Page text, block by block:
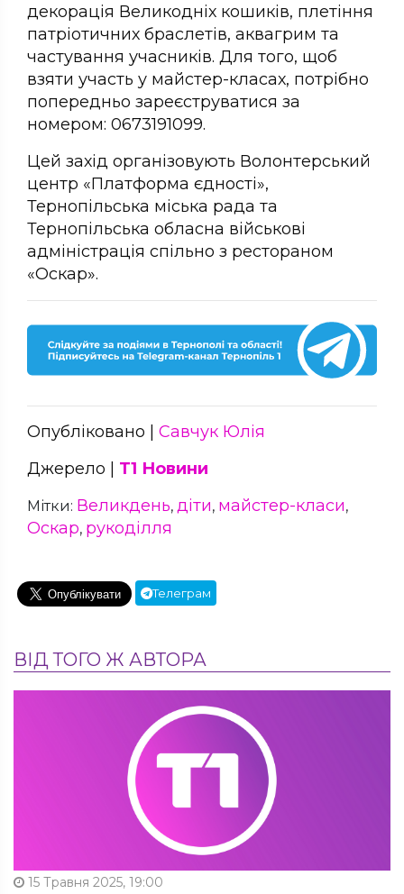
декорація Великодніх кошиків, плетіння
патріотичних браслетів, аквагрим та
частування учасників. Для того, щоб
взяти участь у майстер-класах, потрібно
попередньо зареєструватися за
номером: 0673191099.
Цей захід організовують Волонтерський
центр «Платформа єдності»,
Тернопільська міська рада та
Тернопільська обласна військові
адміністрація спільно з рестораном
«Оскар».
Опубліковано | Савчук Юлія
Джерело | Т1 Новини
Мітки: Великдень, діти, майстер-класи,
Оскар, рукоділля
Телеграм
ВІД ТОГО Ж АВТОРА
15 Травня 2025, 19:00